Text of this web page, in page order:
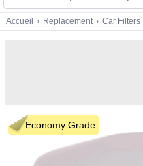
Accueil › Replacement › Car Filters
Economy Grade